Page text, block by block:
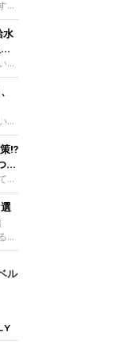
る
り
守
こ
ギ
と
水
ま
摂
医
た
だ
ね
ウ
、
違
ら
が
化
し
鳴
⁉
の
室
て
冷
に
程
の
る
、
ル